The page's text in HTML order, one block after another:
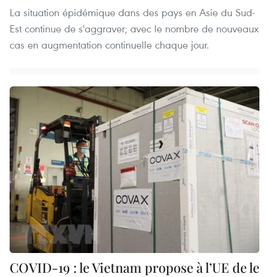
La situation épidémique dans des pays en Asie du Sud-
Est continue de s'aggraver; avec le nombre de nouveaux
cas en augmentation continuelle chaque jour.
COVID-19 : le Vietnam propose à l’UE de le